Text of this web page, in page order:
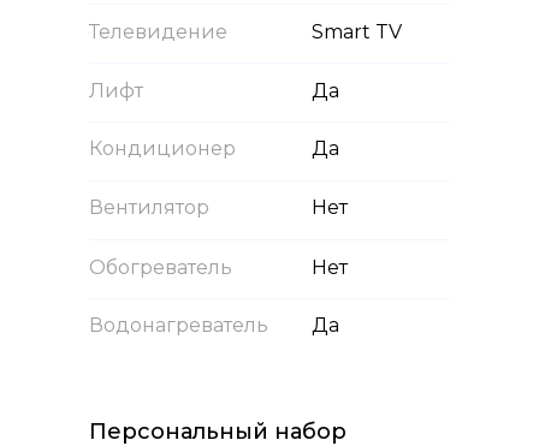
Персональный набор
Телевидение Smart TV
Лифт Да
Кондиционер Да
Вентилятор Нет
Обогреватель Нет
Водонагреватель Да